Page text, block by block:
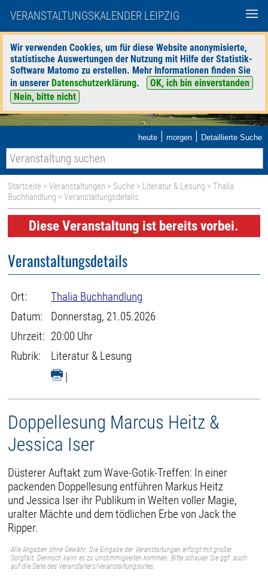
VERANSTALTUNGSKALENDER LEIPZIG
Wir verwenden Cookies, um für diese Website anonymisierte,
statistische Auswertungen der Nutzung mit Hilfe der Statistik-
Software Matomo zu erstellen. Mehr Informationen finden Sie
in unserer Datenschutzerklärung.
OK, ich bin einverstanden
Nein, bitte nicht
heute | morgen | Detaillierte Suche
Startseite >Veranstaltungen > Suche > Literatur & Lesung >Thalia
Buchhandlung > Veranstaltungsdetails
Diese Veranstaltung ist bereits vorbei.
Veranstaltungsdetails
Ort:
Thalia Buchhandlung
Datum:
Donnerstag, 21.05.2026
Uhrzeit: 20:00 Uhr
Rubrik:
Literatur & Lesung
|
Doppellesung Marcus Heitz &
Jessica Iser
Düsterer Auftakt zum Wave-Gotik-Treffen: In einer
packenden Doppellesung entführen Markus Heitz
und Jessica Iser ihr Publikum in Welten voller Magie,
uralter Mächte und dem tödlichen Erbe von Jack the
Ripper.
Alle Angaben ohne Gewähr. Die Eingabe der Veranstaltungen erfolgt mit großer
Sorgfalt. Dennoch kann es zu Unstimmigkeiten kommen. Bitte schauen Sie ggf. auch
auf die Seite des Veranstalters/Veranstaltungsortes.